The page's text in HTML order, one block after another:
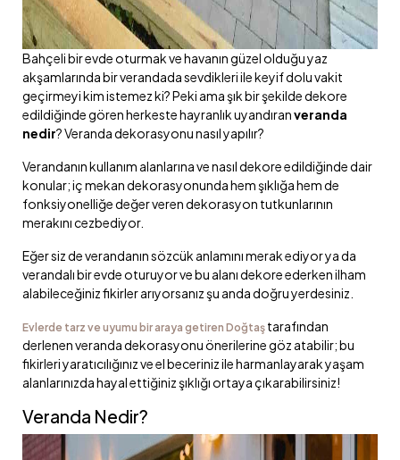
Bahçeli bir evde oturmak ve havanın güzel olduğu yaz
akşamlarında bir verandada sevdikleri ile keyif dolu vakit
geçirmeyi kim istemez ki? Peki ama şık bir şekilde dekore
edildiğinde gören herkeste hayranlık uyandıranveranda
nedir? Veranda dekorasyonu nasıl yapılır?
Verandanın kullanım alanlarına ve nasıl dekore edildiğinde dair
konular; iç mekan dekorasyonunda hem şıklığa hem de
fonksiyonelliğe değer veren dekorasyon tutkunlarının
merakını cezbediyor.
Eğer siz de verandanın sözcük anlamını merak ediyor ya da
verandalı bir evde oturuyor ve bu alanı dekore ederken ilham
alabileceğiniz fikirler arıyorsanız şu anda doğru yerdesiniz.
Evlerde tarz ve uyumu bir araya getiren Doğtaş tarafından
derlenen veranda dekorasyonu önerilerine göz atabilir; bu
fikirleri yaratıcılığınız ve el beceriniz ile harmanlayarak yaşam
alanlarınızda hayal ettiğiniz şıklığı ortaya çıkarabilirsiniz!
Veranda Nedir?